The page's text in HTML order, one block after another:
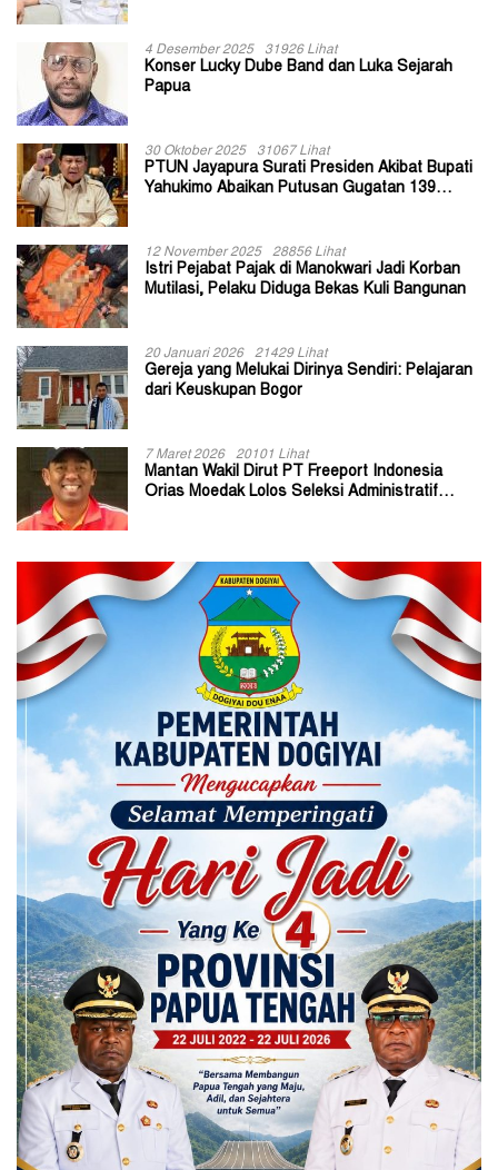
4 Desember 2025 31926 Lihat
Konser Lucky Dube Band dan Luka Sejarah
Papua
30 Oktober 2025 31067 Lihat
PTUN Jayapura Surati Presiden Akibat Bupati
Yahukimo Abaikan Putusan Gugatan 139
12 November 2025 28856 Lihat
Istri Pejabat Pajak di Manokwari Jadi Korban
Mutilasi, Pelaku Diduga Bekas Kuli Bangunan
20 Januari 2026 21429 Lihat
Gereja yang Melukai Dirinya Sendiri: Pelajaran
dari Keuskupan Bogor
7 Maret 2026 20101 Lihat
Mantan Wakil Dirut PT Freeport Indonesia
Orias Moedak Lolos Seleksi Administratif